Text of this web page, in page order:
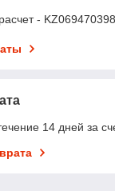
-
14 дней за